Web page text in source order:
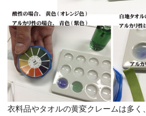
衣料品やタオルの黄変クレームは多く